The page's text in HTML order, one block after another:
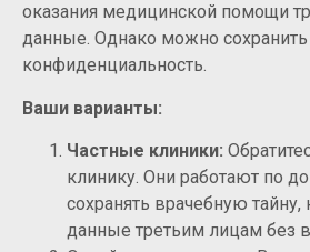
оказания медицинской помощи
данные. Однако можно
конфиденциальность.
Ваши варианты:
Частные клиники:
клинику. Они работают по
сохранять врачебную
данные третьим лицам без